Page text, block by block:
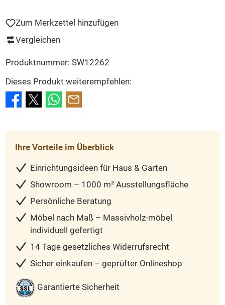
Zum Merkzettel hinzufügen
Vergleichen
Produktnummer: SW12262
Dieses Produkt weiterempfehlen:
Ihre Vorteile im Überblick
Einrichtungsideen für Haus & Garten
Showroom – 1000 m² Ausstellungsfläche
Persönliche Beratung
Möbel nach Maß – Massivholz-möbel
individuell gefertigt
14 Tage gesetzliches Widerrufsrecht
Sicher einkaufen – geprüfter Onlineshop
Garantierte Sicherheit